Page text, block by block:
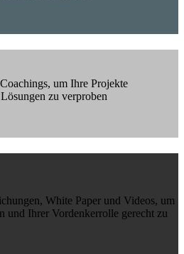
um Ihre Projekte
zu verproben
White Paper und Videos, um
und Ihrer Vordenkerrolle gerecht zu